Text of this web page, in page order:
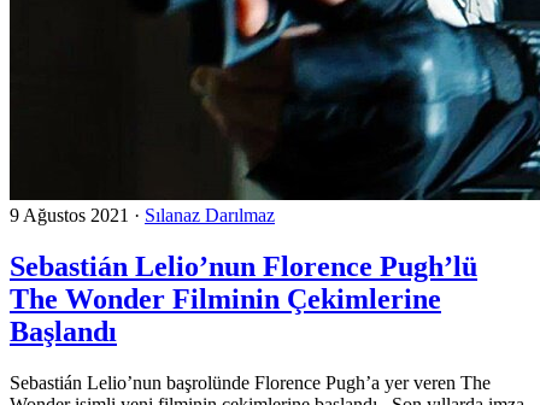
9 Ağustos 2021 · Sılanaz Darılmaz
Sebastián Lelio’nun Florence Pugh’lü
The Wonder Filminin Çekimlerine
Başlandı
Sebastián Lelio’nun başrolünde Florence Pugh’a yer veren The